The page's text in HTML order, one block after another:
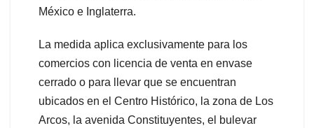
México e Inglaterra.
La medida aplica exclusivamente para los
comercios con licencia de venta en envase
cerrado o para llevar que se encuentran
ubicados en el Centro Histórico, la zona de Los
Arcos, la avenida Constituyentes, el bulevar